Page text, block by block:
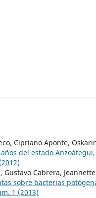
Cipriano Aponte,
del estado Anzoátegui,
Cabrera, Jeannette
sobre bacterias
1 (2013)